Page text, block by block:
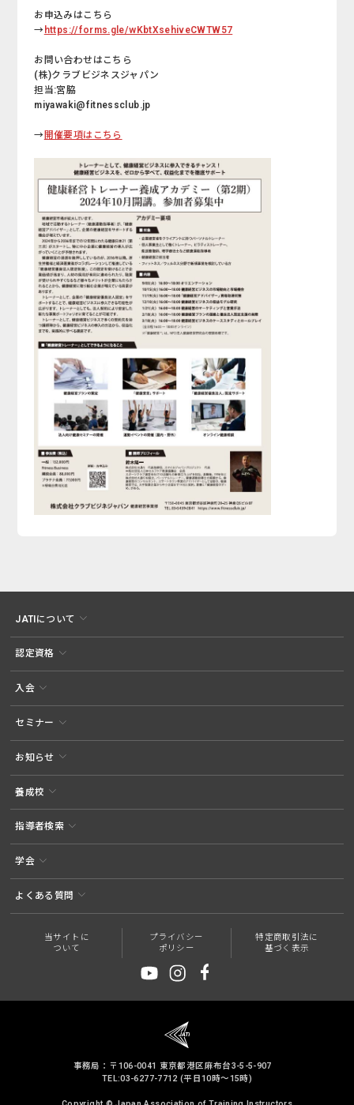
お申込みはこちら
→ https://forms.gle/wKbtXsehiveCWTW57
お問い合わせはこちら
(株)クラブビジネスジャパン
担当:宮脇
miyawaki@fitnessclub.jp
→ 開催要項はこちら
JATIについて
認定資格
入会
セミナー
お知らせ
養成校
指導者検索
学会
よくある質問
当サイトに
ついて
プライバシー
ポリシー
特定商取引法に
基づく表示
事務局：〒106-0041 東京都港区麻布台3-5-5-907
TEL:03-6277-7712 (平日10時～15時)